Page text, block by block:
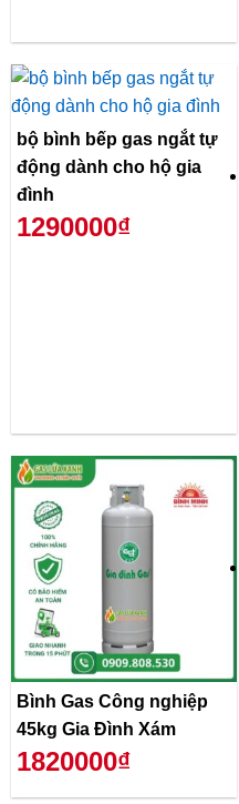
bộ bình bếp gas ngắt tự
động dành cho hộ gia
đình
1290000₫
Bình Gas Công nghiệp
45kg Gia Đình Xám
1820000₫